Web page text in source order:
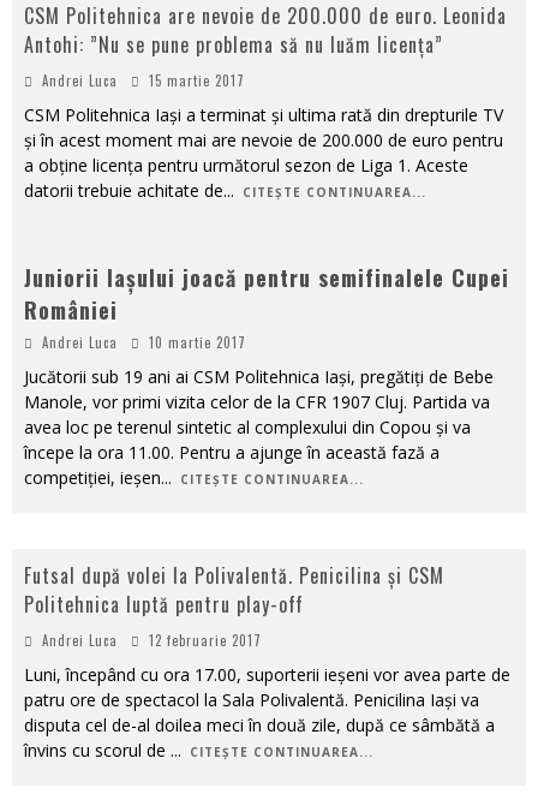
CSM Politehnica are nevoie de 200.000 de euro. Leonida
Antohi: ”Nu se pune problema să nu luăm licența”
Andrei Luca 15 martie 2017
CSM Politehnica Iași a terminat și ultima rată din drepturile TV
și în acest moment mai are nevoie de 200.000 de euro pentru
a obține licența pentru următorul sezon de Liga 1. Aceste
datorii trebuie achitate de... CITEȘTE CONTINUAREA...
Juniorii Iașului joacă pentru semifinalele Cupei
României
Andrei Luca 10 martie 2017
Jucătorii sub 19 ani ai CSM Politehnica Iași, pregătiţi de Bebe
Manole, vor primi vizita celor de la CFR 1907 Cluj. Partida va
avea loc pe terenul sintetic al complexului din Copou şi va
începe la ora 11.00. Pentru a ajunge în această fază a
competiţiei, ieşen... CITEȘTE CONTINUAREA...
Futsal după volei la Polivalentă. Penicilina și CSM
Politehnica luptă pentru play-off
Andrei Luca 12 februarie 2017
Luni, începând cu ora 17.00, suporterii ieșeni vor avea parte de
patru ore de spectacol la Sala Polivalentă. Penicilina Iași va
disputa cel de-al doilea meci în două zile, după ce sâmbătă a
învins cu scorul de ... CITEȘTE CONTINUAREA...